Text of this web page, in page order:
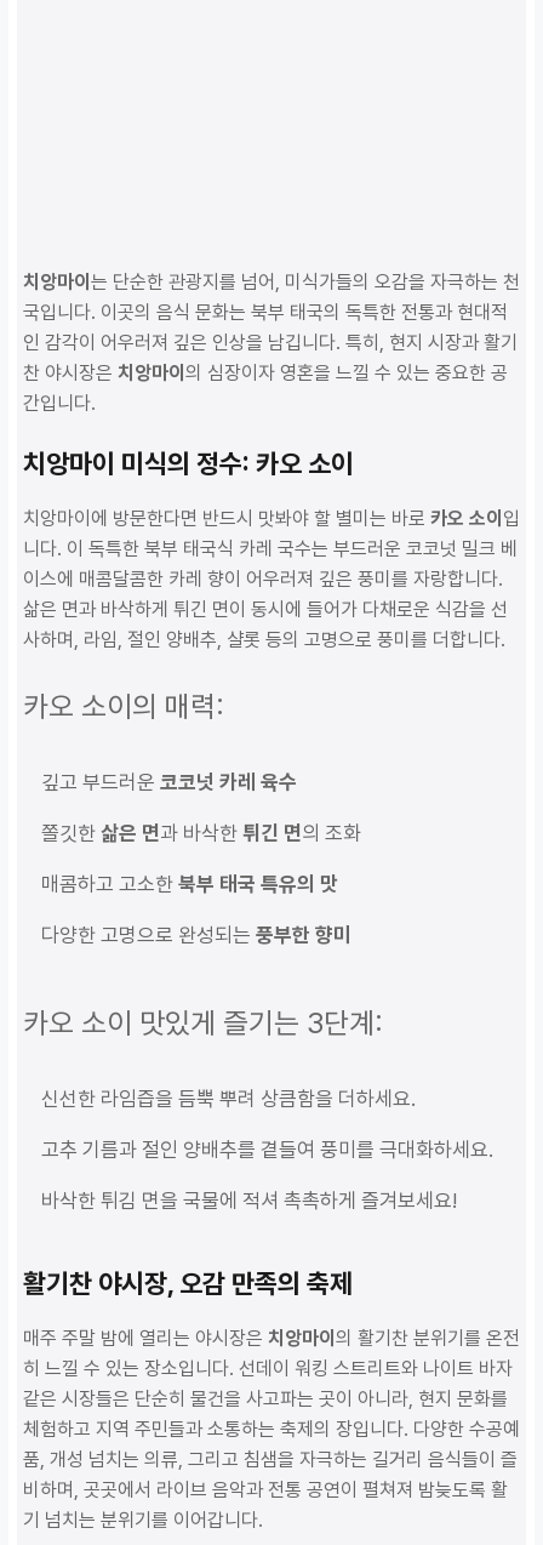
치앙마이 는 단순한 관광지를 넘어, 미식가들의 오감을 자극하는 천
국입니다. 이곳의 음식 문화는 북부 태국의 독특한 전통과 현대적
인 감각이 어우러져 깊은 인상을 남깁니다. 특히, 현지 시장과 활기
찬 야시장은 치앙마이 의 심장이자 영혼을 느낄 수 있는 중요한 공
간입니다.
치앙마이 미식의 정수: 카오 소이
치앙마이에 방문한다면 반드시 맛봐야 할 별미는 바로 카오 소이 입
니다. 이 독특한 북부 태국식 카레 국수는 부드러운 코코넛 밀크 베
이스에 매콤달콤한 카레 향이 어우러져 깊은 풍미를 자랑합니다.
삶은 면과 바삭하게 튀긴 면이 동시에 들어가 다채로운 식감을 선
사하며, 라임, 절인 양배추, 샬롯 등의 고명으로 풍미를 더합니다.
카오 소이의 매력:
깊고 부드러운 코코넛 카레 육수
쫄깃한 삶은 면과 바삭한 튀긴 면의 조화
매콤하고 고소한 북부 태국 특유의 맛
다양한 고명으로 완성되는 풍부한 향미
카오 소이 맛있게 즐기는 3단계:
신선한 라임즙을 듬뿍 뿌려 상큼함을 더하세요.
고추 기름과 절인 양배추를 곁들여 풍미를 극대화하세요.
바삭한 튀김 면을 국물에 적셔 촉촉하게 즐겨보세요!
활기찬 야시장, 오감 만족의 축제
매주 주말 밤에 열리는 야시장은 치앙마이 의 활기찬 분위기를 온전
히 느낄 수 있는 장소입니다. 선데이 워킹 스트리트와 나이트 바자
같은 시장들은 단순히 물건을 사고파는 곳이 아니라, 현지 문화를
체험하고 지역 주민들과 소통하는 축제의 장입니다. 다양한 수공예
품, 개성 넘치는 의류, 그리고 침샘을 자극하는 길거리 음식들이 즐
비하며, 곳곳에서 라이브 음악과 전통 공연이 펼쳐져 밤늦도록 활
기 넘치는 분위기를 이어갑니다.